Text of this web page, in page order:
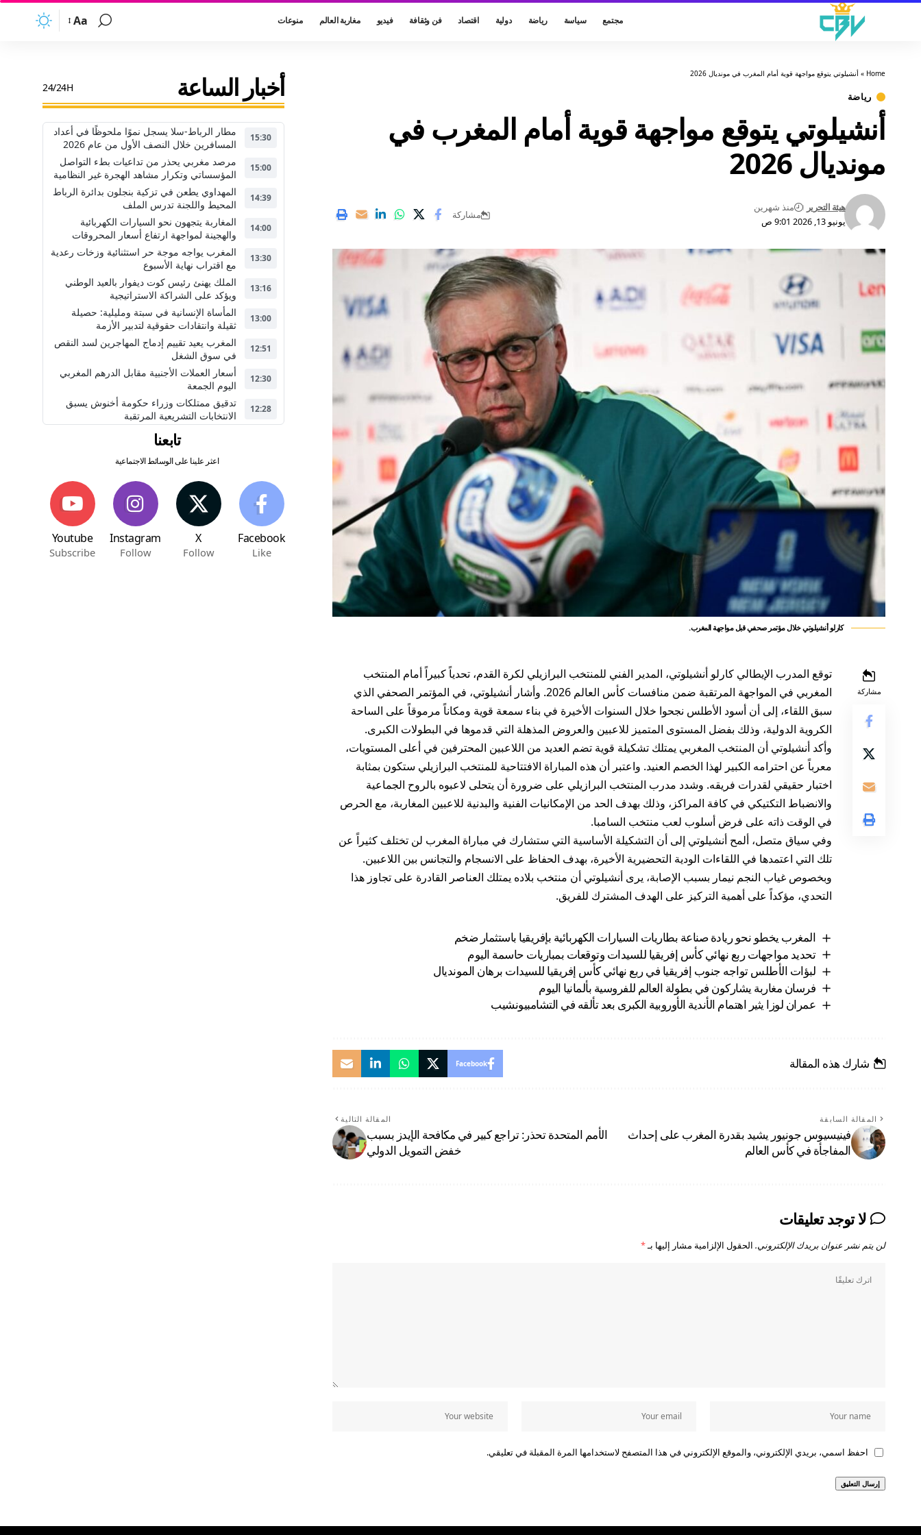
مجتمع سياسة رياضة دولية اقتصاد فن وثقافة فيديو مغاربة العالم منوعات Aa
Home
» أنشيلوتي يتوقع مواجهة قوية أمام المغرب في مونديال 2026
رياضة
أنشيلوتي يتوقع مواجهة قوية أمام المغرب في
مونديال 2026
يونيو 13, 2026 9:01 ص
هيئة التحرير منذ شهرين
مشاركة
كارلو أنشيلوتي خلال مؤتمر صحفي قبل مواجهة المغرب.
مشاركة
توقع المدرب الإيطالي كارلو أنشيلوتي، المدير الفني للمنتخب البرازيلي لكرة القدم، تحدياً كبيراً أمام المنتخب
المغربي في المواجهة المرتقبة ضمن منافسات كأس العالم 2026. وأشار أنشيلوتي، في المؤتمر الصحفي الذي
سبق اللقاء، إلى أن أسود الأطلس نجحوا خلال السنوات الأخيرة في بناء سمعة قوية ومكاناً مرموقاً على الساحة
الكروية الدولية، وذلك بفضل المستوى المتميز للاعبين والعروض المذهلة التي قدموها في البطولات الكبرى.
وأكد أنشيلوتي أن المنتخب المغربي يمتلك تشكيلة قوية تضم العديد من اللاعبين المحترفين في أعلى المستويات،
معرباً عن احترامه الكبير لهذا الخصم العنيد. واعتبر أن هذه المباراة الافتتاحية للمنتخب البرازيلي ستكون بمثابة
اختبار حقيقي لقدرات فريقه. وشدد مدرب المنتخب البرازيلي على ضرورة أن يتحلى لاعبوه بالروح الجماعية
والانضباط التكتيكي في كافة المراكز، وذلك بهدف الحد من الإمكانيات الفنية والبدنية للاعبين المغاربة، مع الحرص
في الوقت ذاته على فرض أسلوب لعب منتخب السامبا.
وفي سياق متصل، ألمح أنشيلوتي إلى أن التشكيلة الأساسية التي ستشارك في مباراة المغرب لن تختلف كثيراً عن
تلك التي اعتمدها في اللقاءات الودية التحضيرية الأخيرة، بهدف الحفاظ على الانسجام والتجانس بين اللاعبين.
وبخصوص غياب النجم نيمار بسبب الإصابة، يرى أنشيلوتي أن منتخب بلاده يمتلك العناصر القادرة على تجاوز هذا
التحدي، مؤكداً على أهمية التركيز على الهدف المشترك للفريق.
المغرب يخطو نحو ريادة صناعة بطاريات السيارات الكهربائية بإفريقيا باستثمار ضخم
تحديد مواجهات ربع نهائي كأس إفريقيا للسيدات وتوقعات بمباريات حاسمة اليوم
لبؤات الأطلس تواجه جنوب إفريقيا في ربع نهائي كأس إفريقيا للسيدات برهان المونديال
فرسان مغاربة يشاركون في بطولة العالم للفروسية بألمانيا اليوم
عمران لوزا يثير اهتمام الأندية الأوروبية الكبرى بعد تألقه في التشامبيونشيب
شارك هذه المقالة Facebook
المقالة السابقة
فينيسيوس جونيور يشيد بقدرة المغرب على إحداث
المفاجأة في كأس العالم
المقالة التالية
الأمم المتحدة تحذر: تراجع كبير في مكافحة الإيدز بسبب
خفض التمويل الدولي
لا توجد تعليقات
لن يتم نشر عنوان بريدك الإلكتروني. الحقول الإلزامية مشار إليها بـ*
احفظ اسمي، بريدي الإلكتروني، والموقع الإلكتروني في هذا المتصفح لاستخدامها المرة المقبلة في تعليقي.
أخبار الساعة 24/24H
15:30
مطار الرباط-سلا يسجل نموًا ملحوظًا في أعداد
المسافرين خلال النصف الأول من عام 2026
15:00
مرصد مغربي يحذر من تداعيات بطء التواصل
المؤسساتي وتكرار مشاهد الهجرة غير النظامية
14:39
المهداوي يطعن في تزكية بنجلون بدائرة الرباط
المحيط واللجنة تدرس الملف
14:00
المغاربة يتجهون نحو السيارات الكهربائية
والهجينة لمواجهة ارتفاع أسعار المحروقات
13:30
المغرب يواجه موجة حر استثنائية وزخات رعدية
مع اقتراب نهاية الأسبوع
13:16
الملك يهنئ رئيس كوت ديفوار بالعيد الوطني
ويؤكد على الشراكة الاستراتيجية
13:00
المأساة الإنسانية في سبتة ومليلية: حصيلة
ثقيلة وانتقادات حقوقية لتدبير الأزمة
12:51
المغرب يعيد تقييم إدماج المهاجرين لسد النقص
في سوق الشغل
12:30
أسعار العملات الأجنبية مقابل الدرهم المغربي
اليوم الجمعة
12:28
تدقيق ممتلكات وزراء حكومة أخنوش يسبق
الانتخابات التشريعية المرتقبة
تابعنا
اعثر علينا على الوسائط الاجتماعية
Facebook
Like
X
Follow
Instagram
Follow
Youtube
Subscribe